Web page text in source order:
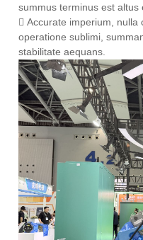
summus terminus est altus
 Accurate imperium, nulla
operatione sublimi,
stabilitate aequans.